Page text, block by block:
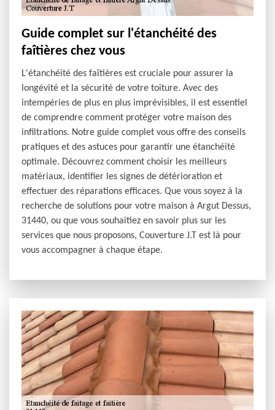
Guide complet sur l'étanchéité des
faîtières chez vous
L'étanchéité des faîtières est cruciale pour assurer la
longévité et la sécurité de votre toiture. Avec des
intempéries de plus en plus imprévisibles, il est essentiel
de comprendre comment protéger votre maison des
infiltrations. Notre guide complet vous offre des conseils
pratiques et des astuces pour garantir une étanchéité
optimale. Découvrez comment choisir les meilleurs
matériaux, identifier les signes de détérioration et
effectuer des réparations efficaces. Que vous soyez à la
recherche de solutions pour votre maison à Argut Dessus,
31440, ou que vous souhaitiez en savoir plus sur les
services que nous proposons, Couverture J.T est là pour
vous accompagner à chaque étape.